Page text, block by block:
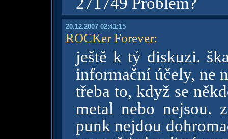
20.12.2007 02:41:15
ROCKer Forever:
ještě k tý diskuzi.
informační účely, ne
třeba to, když se
metal nebo nejsou.
punk nejdou